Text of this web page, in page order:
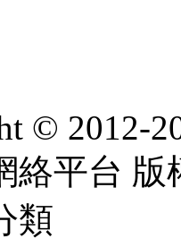
© 2012-
絡平台 版
類